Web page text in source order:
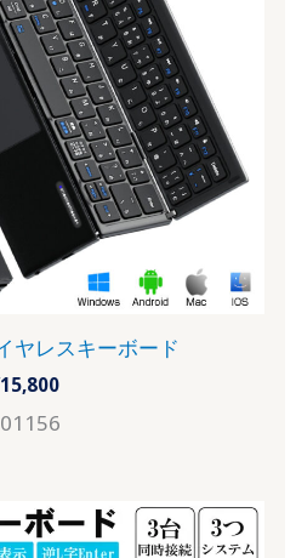
ヤレスキーボード
15,800